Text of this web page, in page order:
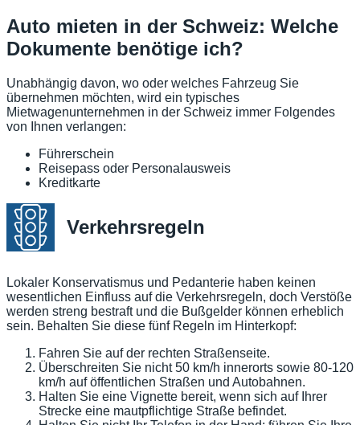
Auto mieten in der Schweiz: Welche
Dokumente benötige ich?
Unabhängig davon, wo oder welches Fahrzeug Sie
übernehmen möchten, wird ein typisches
Mietwagenunternehmen in der Schweiz immer Folgendes
von Ihnen verlangen:
Führerschein
Reisepass oder Personalausweis
Kreditkarte
Verkehrsregeln
Lokaler Konservatismus und Pedanterie haben keinen
wesentlichen Einfluss auf die Verkehrsregeln, doch Verstöße
werden streng bestraft und die Bußgelder können erheblich
sein. Behalten Sie diese fünf Regeln im Hinterkopf:
Fahren Sie auf der rechten Straßenseite.
Überschreiten Sie nicht 50 km/h innerorts sowie 80-120
km/h auf öffentlichen Straßen und Autobahnen.
Halten Sie eine Vignette bereit, wenn sich auf Ihrer
Strecke eine mautpflichtige Straße befindet.